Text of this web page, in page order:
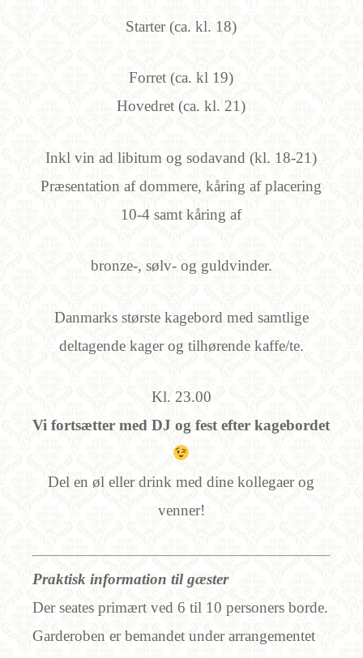
Starter (ca. kl. 18)
Forret (ca. kl 19)
Hovedret (ca. kl. 21)
Inkl vin ad libitum og sodavand (kl. 18-21)
Præsentation af dommere, kåring af placering
10-4 samt kåring af
bronze-, sølv- og guldvinder.
Danmarks største kagebord med samtlige
deltagende kager og tilhørende kaffe/te.
Kl. 23.00
Vi fortsætter med DJ og fest efter kagebordet
Del en øl eller drink med dine kollegaer og
venner!
Praktisk information til gæster
Der seates primært ved 6 til 10 personers borde.
Garderoben er bemandet under arrangementet